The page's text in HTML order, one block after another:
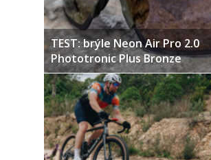
TEST: brýle Neon Air Pro 2.0
Phototronic Plus Bronze